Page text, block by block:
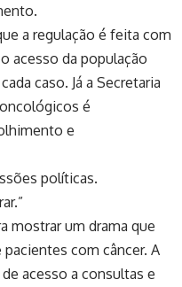
a regulação é feita com
acesso da população
caso. Já a Secretaria
é
e
políticas.
mostrar um drama que
com câncer. A
acesso a consultas e